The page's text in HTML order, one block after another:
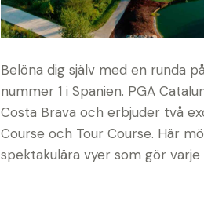
Belöna dig själv med en runda
nummer 1 i Spanien. PGA
Costa Brava och erbjuder två
Course och Tour Course. Här
spektakulära vyer som gör